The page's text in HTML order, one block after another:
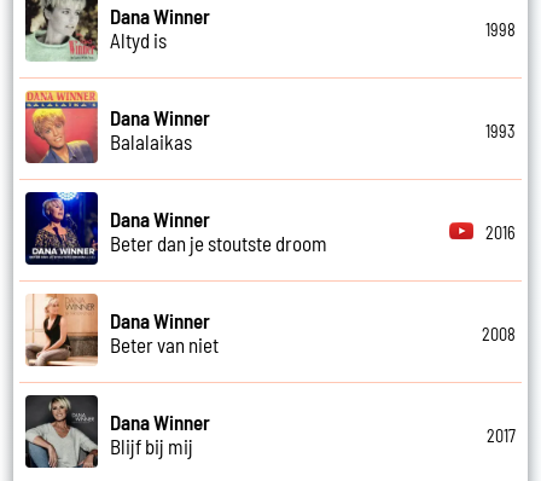
Dana Winner
Altyd is
1998
Dana Winner
Balalaikas
1993
Dana Winner
Beter dan je stoutste droom
2016
Dana Winner
Beter van niet
2008
Dana Winner
Blijf bij mij
2017